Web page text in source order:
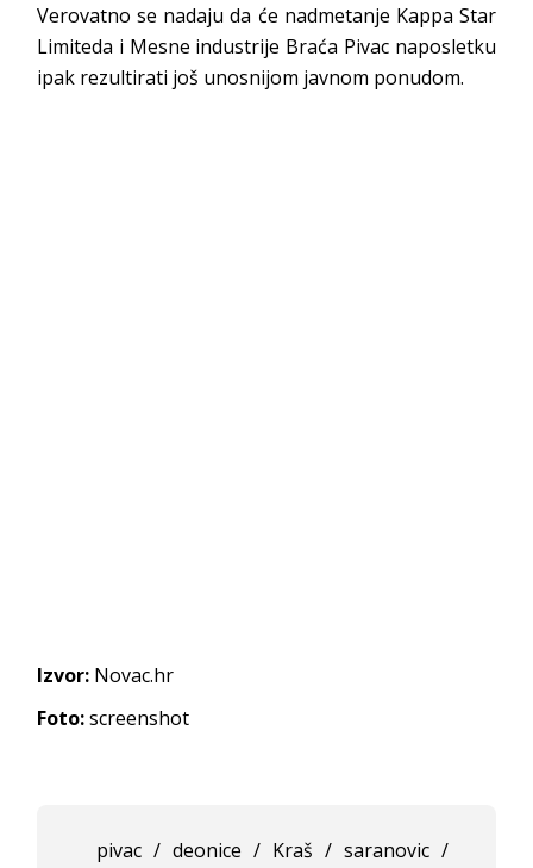
Verovatno se nadaju da će nadmetanje Kappa Star
Limiteda i Mesne industrije Braća Pivac naposletku
ipak rezultirati još unosnijom javnom ponudom.
Izvor: Novac.hr
Foto:screenshot
pivac / deonice / Kraš / saranovic /